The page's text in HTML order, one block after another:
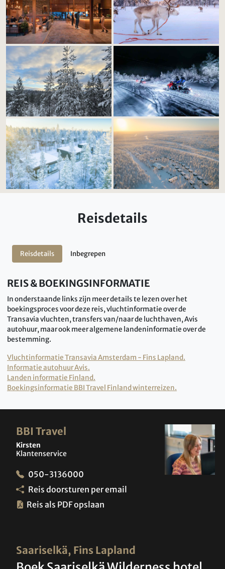
Reisdetails
Reisdetails Inbegrepen
REIS & BOEKINGSINFORMATIE
In onderstaande links zijn meer details te lezen over het
boekingsproces voor deze reis, vluchtinformatie over de
Transavia vluchten, transfers van/naar de luchthaven, Avis
autohuur, maar ook meer algemene landeninformatie over de
bestemming.
Vluchtinformatie Transavia Amsterdam - Fins Lapland.
Informatie autohuur Avis.
Landen informatie Finland.
Boekingsinformatie BBI Travel Finland winterreizen.
Saariselkä, Fins Lapland
BBI Travel
Kirsten
Klantenservice
050-3136000
Reis doorsturen per email
Reis als PDF opslaan